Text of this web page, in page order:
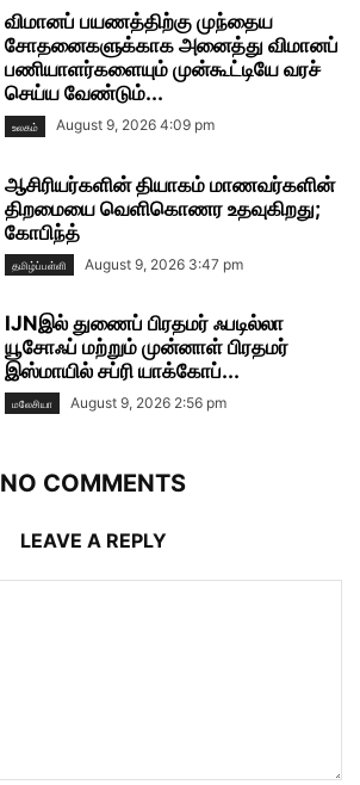
விமானப் பயணத்திற்கு முந்தைய
சோதனைகளுக்காக அனைத்து விமானப்
பணியாளர்களையும் முன்கூட்டியே வரச்
செய்ய வேண்டும்...
உலகம் August 9, 2026 4:09 pm
ஆசிரியர்களின் தியாகம் மாணவர்களின்
திறமையை வெளிகொணர உதவுகிறது;
கோபிந்த்
தமிழ்ப்பள்ளி August 9, 2026 3:47 pm
IJNஇல் துணைப் பிரதமர் ஃபடில்லா
யூசோஃப் மற்றும் முன்னாள் பிரதமர்
இஸ்மாயில் சப்ரி யாக்கோப்...
மலேசியா August 9, 2026 2:56 pm
NO COMMENTS
LEAVE A REPLY